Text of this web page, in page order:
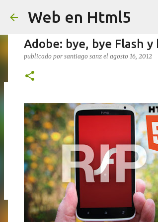
Web en Html5
Transformar un PSD a
publicado porsantiago sanz mayo 27, 2013
0
Adobe: bye, bye Flash y
publicado por santiago sanz el agosto 16, 2012